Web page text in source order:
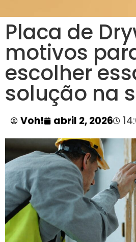
Placa de
motivos
escolher
solução na
Voh! abril 2, 2026